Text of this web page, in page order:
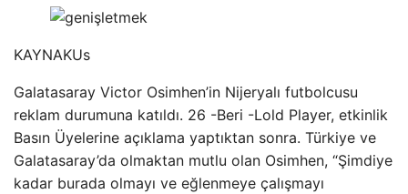
KAYNAKUs
Galatasaray Victor Osimhen’in Nijeryalı futbolcusu
reklam durumuna katıldı. 26 -Beri -Lold Player, etkinlik
Basın Üyelerine açıklama yaptıktan sonra. Türkiye ve
Galatasaray’da olmaktan mutlu olan Osimhen, “Şimdiye
kadar burada olmayı ve eğlenmeye çalışmayı